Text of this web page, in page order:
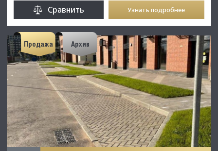
Сравнить Узнать подробнее
Продажа Архив